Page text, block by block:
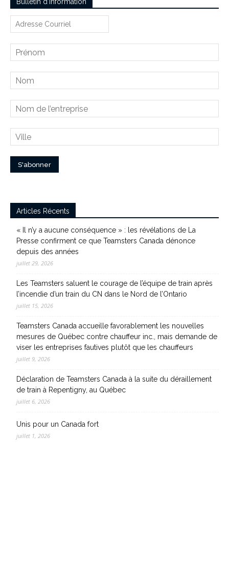
Articles Récents
« Il n’y a aucune conséquence » : les révélations de La
Presse confirment ce que Teamsters Canada dénonce
depuis des années
juillet 29, 2026
Les Teamsters saluent le courage de l’équipe de train après
l’incendie d’un train du CN dans le Nord de l’Ontario
juillet 15, 2026
Teamsters Canada accueille favorablement les nouvelles
mesures de Québec contre chauffeur inc., mais demande de
viser les entreprises fautives plutôt que les chauffeurs
juillet 9, 2026
Déclaration de Teamsters Canada à la suite du déraillement
de train à Repentigny, au Québec
juillet 6, 2026
Unis pour un Canada fort
juillet 1, 2026